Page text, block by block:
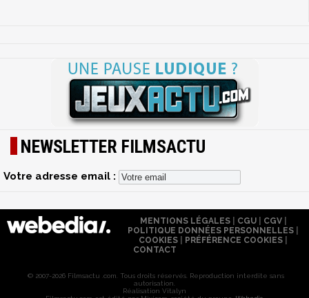
NEWSLETTER FILMSACTU
Votre adresse email :
MENTIONS LÉGALES| CGU| CGV|
POLITIQUE DONNÉES PERSONNELLES
COOKIES
PRÉFÉRENCE COOKIES
CONTACT
© 2007-2026 Filmsactu .com. Tous droits réservés. Reproduction interdite sans
autorisation.
Réalisation Vitalyn